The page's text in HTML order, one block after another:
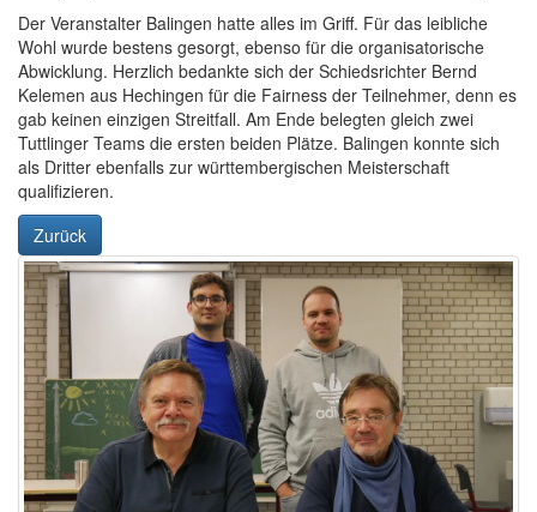
Der Veranstalter Balingen hatte alles im Griff. Für das leibliche
Wohl wurde bestens gesorgt, ebenso für die organisatorische
Abwicklung. Herzlich bedankte sich der Schiedsrichter Bernd
Kelemen aus Hechingen für die Fairness der Teilnehmer, denn es
gab keinen einzigen Streitfall. Am Ende belegten gleich zwei
Tuttlinger Teams die ersten beiden Plätze. Balingen konnte sich
als Dritter ebenfalls zur württembergischen Meisterschaft
qualifizieren.
Zurück